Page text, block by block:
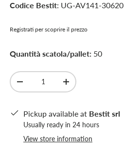
Codice Bestit: UG-AV141-30620
Registrati per scoprire il prezzo
Quantità scatola/pallet: 50
Qty
-
+
Pickup available at Bestit srl
Usually ready in 24 hours
View store information